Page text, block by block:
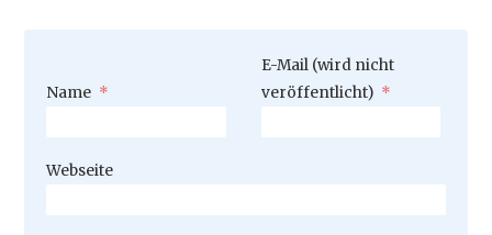
Pflichtfeld
Name *
Pflichtfeld
E-Mail (wird nicht
veröffentlicht) *
Webseite